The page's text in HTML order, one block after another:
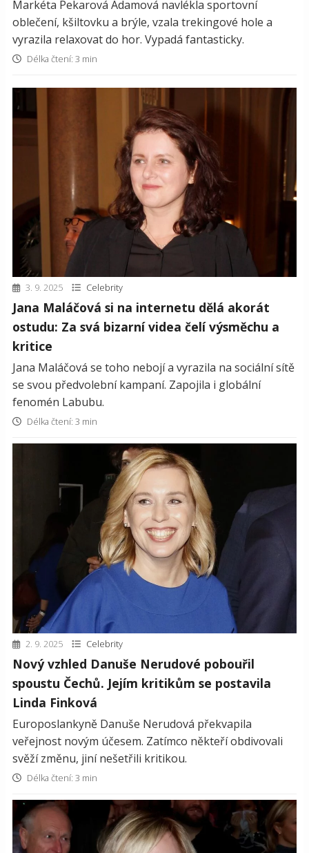
Markéta Pekarová Adamová navlékla sportovní
oblečení, kšiltovku a brýle, vzala trekingové hole a
vyrazila relaxovat do hor. Vypadá fantasticky.
Délka čtení: 3 min
3. 9. 2025 Celebrity
Jana Maláčová si na internetu dělá akorát
ostudu: Za svá bizarní videa čelí výsměchu a
kritice
Jana Maláčová se toho nebojí a vyrazila na sociální sítě
se svou předvolební kampaní. Zapojila i globální
fenomén Labubu.
Délka čtení: 3 min
2. 9. 2025 Celebrity
Nový vzhled Danuše Nerudové pobouřil
spoustu Čechů. Jejím kritikům se postavila
Linda Finková
Europoslankyně Danuše Nerudová překvapila
veřejnost novým účesem. Zatímco někteří obdivovali
svěží změnu, jiní nešetřili kritikou.
Délka čtení: 3 min